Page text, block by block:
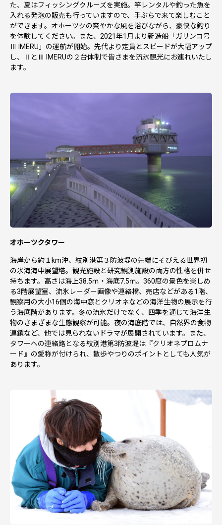
た、夏はフィッシングクルーズを実施。竿レンタルや釣った魚を
入れる発泡の販売も行っていますので、手ぶらで来て楽しむこと
ができます。オホーツクの爽やかな風を浴びながら、豪快な釣り
を体験してください。また、2021年1月より新造船「ガリンコ号
Ⅲ IMERU」の運航が開始。先代より定員とスピードが大幅アップ
し、ⅡとⅢ IMERUの２台体制で皆さまを流氷観光にお連れいたし
ます。
オホーツクタワー
海岸から約１km沖、紋別港第３防波堤の先端にそびえる世界初
の氷海海中展望塔。観光施設と研究観測施設の両方の性格を併せ
持ちます。高さは海上38.5ｍ・海底7.5ｍ。360度の景色を楽しめ
る3階展望室、流氷レーダー画像や連絡橋、売店などがある1階、
観察用の大小16個の海中窓とクリオネなどの海洋生物の展示を行
う海底階があります。冬の流氷だけでなく、四季を通じて海洋生
物のさまざまな生態観察が可能。夜の海底階では、自然界の食物
連鎖など、他では見られないドラマが展開されています。また、
タワーへの連絡路となる紋別港第3防波堤は『クリオネプロムナ
ード』の愛称が付けられ、散歩やつりのポイントとしても人気が
あります。